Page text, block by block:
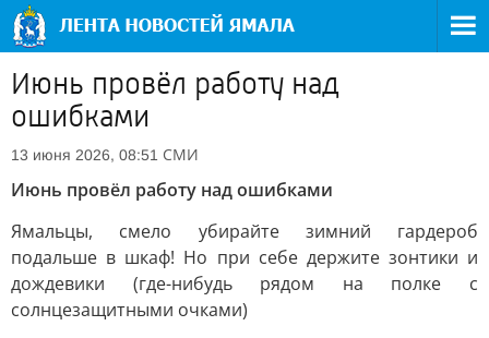
Июнь провёл работу над
ошибками
13 июня 2026, 08:51 СМИ
Июнь провёл работу над ошибками
Ямальцы, смело убирайте зимний гардероб
подальше в шкаф! Но при себе держите зонтики и
дождевики (где-нибудь рядом на полке с
солнцезащитными очками)